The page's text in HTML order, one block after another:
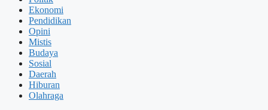
Ekonomi
Pendidikan
Opini
Mistis
Budaya
Sosial
Daerah
Hiburan
Olahraga